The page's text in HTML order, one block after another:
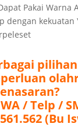
Pakai Warna
dengan kekuatan
/ Telp /
(Bu